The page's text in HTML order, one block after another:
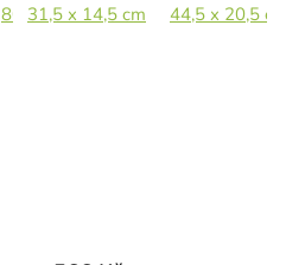
80 x 60 cm 100 x 75 cm
31,5 x 14,5 cm 44,5 x 20,5